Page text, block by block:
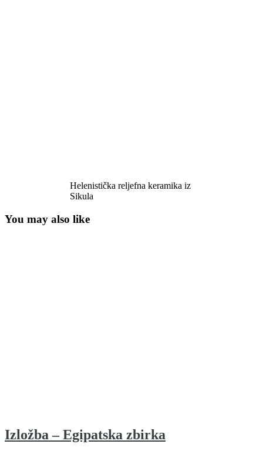
Helenistička reljefna keramika iz
Sikula
You may also like
Izložba – Egipatska zbirka